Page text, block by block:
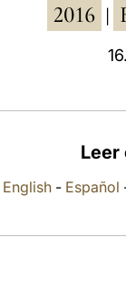
2016
Leer
English- Español